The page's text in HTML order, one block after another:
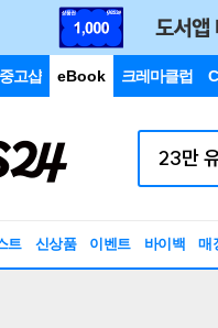
중고샵 eBook 크레마클럽
트 신상품 이벤트 바이백 매